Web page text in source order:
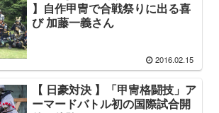
】自作甲冑で合戦祭りに出る喜
び 加藤一義さん
2016.02.15
【 日豪対決 】「甲冑格闘技」ア
ーマードバトル初の国際試合開